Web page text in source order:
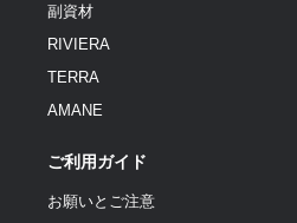
副資材
RIVIERA
TERRA
AMANE
ご利用ガイド
お願いとご注意